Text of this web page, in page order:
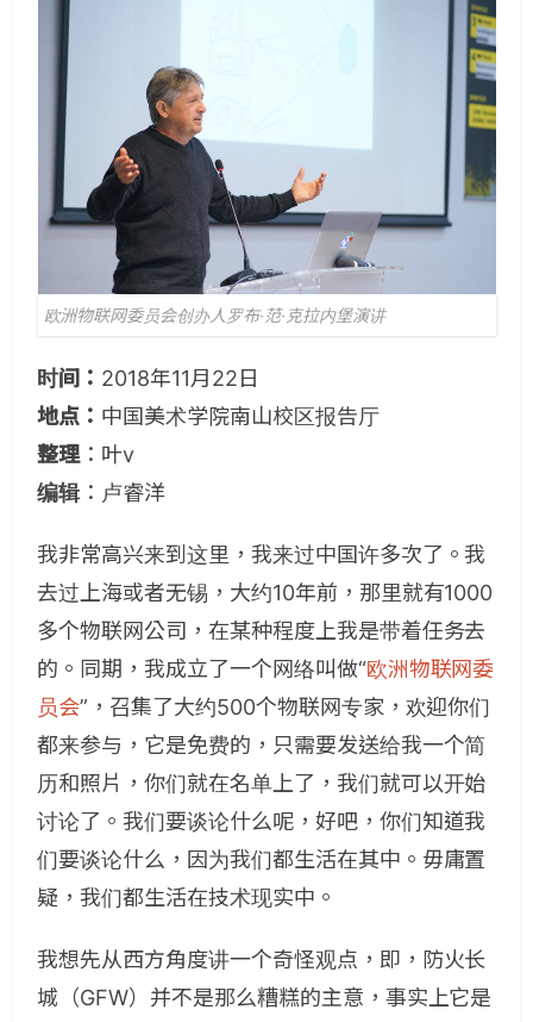
欧洲物联网委员会创办人罗布·范·克拉内堡演讲
时间： 2018年11月22日
地点： 中国美术学院南山校区报告厅
整理：叶v
编辑：卢睿洋
我非常高兴来到这里，我来过中国许多次了。我
去过上海或者无锡，大约10年前，那里就有1000
多个物联网公司，在某种程度上我是带着任务去
的。同期，我成立了一个网络叫做“欧洲物联网委
员会”，召集了大约500个物联网专家，欢迎你们
都来参与，它是免费的，只需要发送给我一个简
历和照片，你们就在名单上了，我们就可以开始
讨论了。我们要谈论什么呢，好吧，你们知道我
们要谈论什么，因为我们都生活在其中。毋庸置
疑，我们都生活在技术现实中。
我想先从西方角度讲一个奇怪观点，即，防火长
城（GFW）并不是那么糟糕的主意，事实上它是